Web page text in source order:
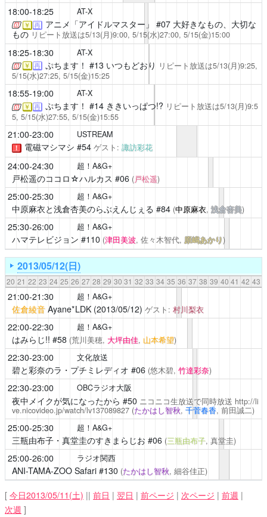
18:00-18:25 AT-X
￥ 再 アニメ「アイドルマスター」 #07 大好きなもの、大切な
もの リピート放送は5/13(月)9:00, 5/15(水)27:00, 5/15(金)15:00
18:25-18:30 AT-X
￥ 再 ぷちます！ #13 いつもどおり リピート放送は5/13(月)9:25,
5/15(水)27:25, 5/15(金)15:25
18:55-19:00 AT-X
￥ 再 ぷちます！ #14 ききいっぱつ!? リピート放送は5/13(月)9:5
5, 5/15(水)27:55, 5/15(金)15:55
21:00-23:00 USTREAM
！ 電磁マシマシ #54 ゲスト: 諏訪彩花
24:00-24:30 超！A&G+
戸松遥のココロ☆ハルカス #06 (戸松遥)
25:00-25:30 超！A&G+
中原麻衣と浅倉杏美のらぶえんじぇる #84 (中原麻衣,浅倉杏美)
25:30-26:00 超！A&G+
ハマテレビジョン #110 (津田美波, 佐々木智代, 原嶋あかり)
2013/05/12(日)
20 21 22 23 24 25 26 27 28 29 30 31 32 33 34 35 36 37 38 39 40 41 42 43
21:00-21:30 超！A&G+
佐倉綾音Ayane*LDK (2013/05/12) ゲスト: 村川梨衣
22:00-22:30 超！A&G+
はみらじ!! #58 (荒川美穂, 大坪由佳, 山本希望)
22:30-23:00 文化放送
碧と彩奈のラ・プチミレディオ #06 (悠木碧, 竹達彩奈)
22:30-23:00 OBCラジオ大阪
夜中メイクが気になったから #50 ニコニコ生放送で同時放送 http://li
ve.nicovideo.jp/watch/lv137089827 (たかはし智秋, 千菅春香, 前田誠二)
25:00-25:30 超！A&G+
三瓶由布子・真堂圭のすきまらじお #06 (三瓶由布子, 真堂圭)
25:00-26:00 ラジオ関西
ANI-TAMA-ZOO Safari#130 (たかはし智秋, 細谷佳正)
[ 今日2013/05/11(土) || 前日 | 翌日 | 前ページ | 次ページ | 前週 |
次週 ]